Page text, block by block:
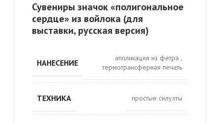
Сувениры значок «полигональное
сердце» из войлока (для
выставки, русская версия)
НАНЕСЕНИЕ аппликация из фетра ,
термотрансферная печать
ТЕХНИКА простые силуэты